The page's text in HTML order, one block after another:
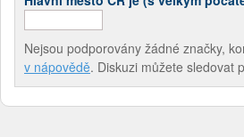
Nejsou podporovány žádné značky,
v nápovědě. Diskuzi můžete sledovat